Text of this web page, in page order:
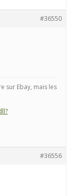
#36550
sur Ebay, mais les
#36556